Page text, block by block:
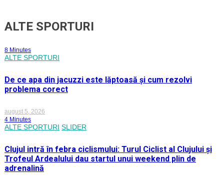
ALTE SPORTURI
8 Minutes
ALTE SPORTURI
De ce apa din jacuzzi este lăptoasă și cum rezolvi
problema corect
august 5, 2026
4 Minutes
ALTE SPORTURI SLIDER
Clujul intră în febra ciclismului: Turul Ciclist al Clujului și
Trofeul Ardealului dau startul unui weekend plin de
adrenalină